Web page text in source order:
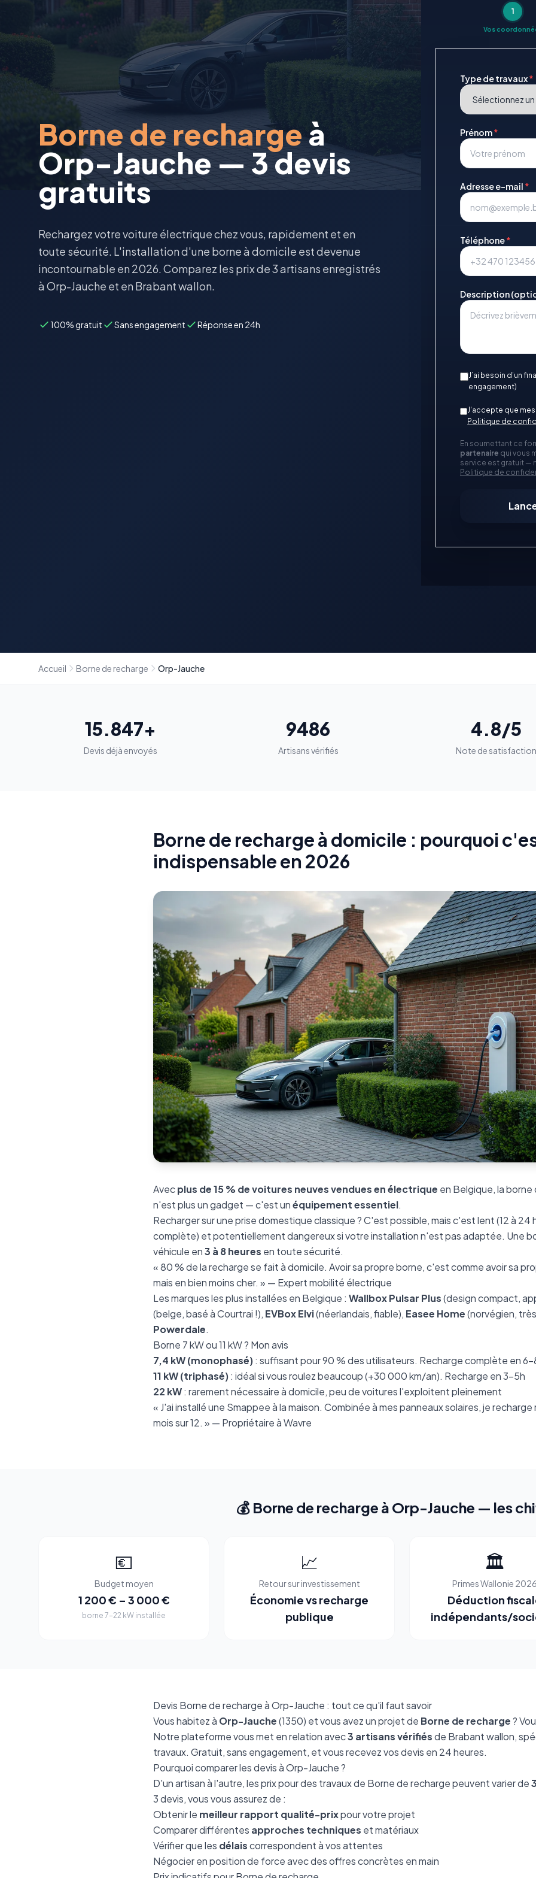
Borne de rechargeà
Orp-Jauche — 3 devis
gratuits
Rechargez votre voiture électrique chez vous, rapidement et en
toute sécurité. L'installation d'une borne à domicile est devenue
incontournable en 2026. Comparez les prix de 3 artisans enregistrés
à Orp-Jauche et en Brabant wallon.
100% gratuit Sans engagement Réponse en 24h
1
Vos
Type de travaux*
Prénom*
Adresse e-mail *
Téléphone*
Description
J’ai besoin d’un
engagement)
J'accepte que
Politique de
En soumettant ce
partenaire qui vous
service est gratuit —
Politique de
Accueil Borne de recharge Orp-Jauche
15.847+
Devis déjà envoyés
9486
Artisans vérifiés
4.8/5
Note de satisfaction
Borne de recharge à domicile : pourquoi
indispensable en 2026
Avecplus de 15 % de voitures neuves vendues en électrique en Belgique, la
n'est plus un gadget — c'est unéquipement essentiel.
Recharger sur une prise domestique classique ? C'est possible, mais c'est lent (12 à 24
complète) et potentiellement dangereux si votre installation n'est pas adaptée. Une
véhicule en3 à 8 heures en toute sécurité.
« 80 % de la recharge se fait à domicile. Avoir sa propre borne, c'est comme avoir sa
mais en bien moins cher. » — Expert mobilité électrique
Les marques les plus installées en Belgique : Wallbox Pulsar Plus(design compact,
(belge, basé à Courtrai !), EVBox Elvi(néerlandais, fiable), Easee Home(norvégien,
Powerdale.
Borne 7 kW ou 11 kW ? Mon avis
7,4 kW (monophasé): suffisant pour 90 % des utilisateurs. Recharge complète en
11 kW (triphasé): idéal si vous roulez beaucoup (+30 000 km/an). Recharge en 3-5h
22 kW: rarement nécessaire à domicile, peu de voitures l'exploitent pleinement
« J'ai installé une Smappee à la maison. Combinée à mes panneaux solaires, je
mois sur 12. » — Propriétaire à Wavre
💰 Borne de recharge à Orp-Jauche — les
💶
Budget moyen
1 200 € – 3 000 €
borne 7-22 kW installée
📈
Retour sur investissement
Économie vs recharge
publique
🏛️
Primes Wallonie
Déduction
indépendants/
Devis Borne de recharge à Orp-Jauche : tout ce qu'il faut savoir
Vous habitez à Orp-Jauche(1350) et vous avez un projet de Borne de recharge?
Notre plateforme vous met en relation avec3 artisans vérifiésde Brabant wallon,
travaux. Gratuit, sans engagement, et vous recevez vos devis en 24 heures.
Pourquoi comparer les devis à Orp-Jauche ?
D'un artisan à l'autre, les prix pour des travaux de Borne de recharge peuvent varier de
3 devis, vous vous assurez de :
Obtenir le meilleur rapport qualité-prixpour votre projet
Comparer différentes approches techniques et matériaux
Vérifier que les délaiscorrespondent à vos attentes
Négocier en position de force avec des offres concrètes en main